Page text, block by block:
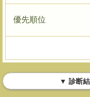
優先順位
▼ 診断